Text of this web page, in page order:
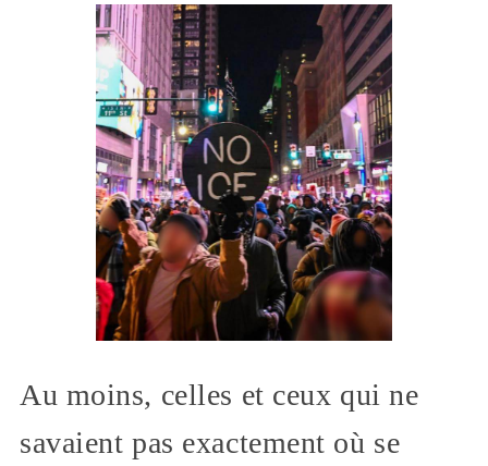
Au moins, celles et ceux qui ne
savaient pas exactement où se